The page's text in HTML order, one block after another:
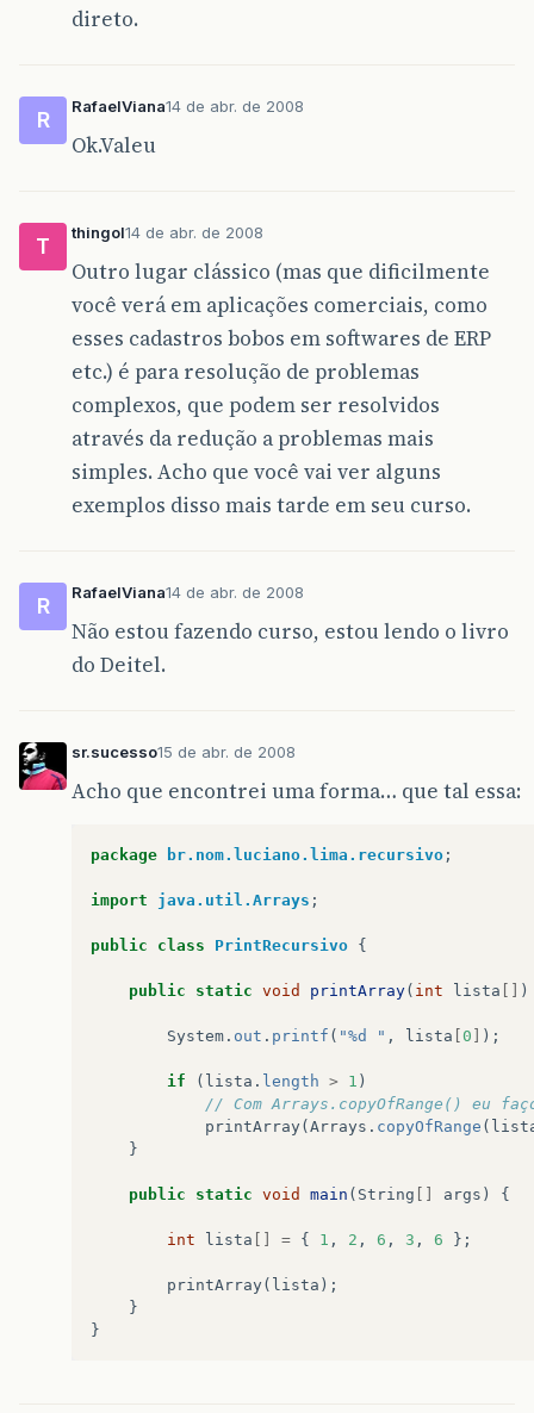
direto.
R
RafaelViana14 de abr. de 2008
Ok.Valeu
T
thingol14 de abr. de 2008
Outro lugar clássico (mas que dificilmente
você verá em aplicações comerciais, como
esses cadastros bobos em softwares de ERP
etc.) é para resolução de problemas
complexos, que podem ser resolvidos
através da redução a problemas mais
simples. Acho que você vai ver alguns
exemplos disso mais tarde em seu curso.
R
RafaelViana14 de abr. de 2008
Não estou fazendo curso, estou lendo o livro
do Deitel.
sr.sucesso15 de abr. de 2008
Acho que encontrei uma forma… que tal essa:
package br.nom.luciano.lima.recursivo ;
import java.util.Arrays ;
public class PrintRecursivo {
public static void printArray( int lista )
System . out . printf ( "%d " , lista 0 );
if ( lista . length > 1 )
// Com Arrays.copyOfRange() eu
printArray( Arrays . copyOfRange (
}
public static void main ( String args ) {
int lista = { 1 , 2 , 6 , 3 , 6 };
printArray( lista );
}
}